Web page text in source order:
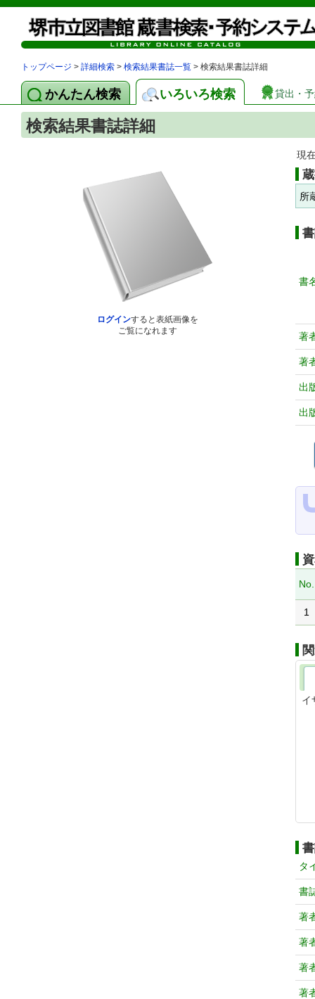
トップページ > 詳細検索 > 検索結果書誌一覧 > 検索結果書誌詳細
かんたん検索 いろいろ検索 貸出・
検索結果書誌詳細
ログインすると表紙画像を
ご覧になれます
現
所
書
著
著
出
出
No.
1
イ
タ
書
著
著
著
著